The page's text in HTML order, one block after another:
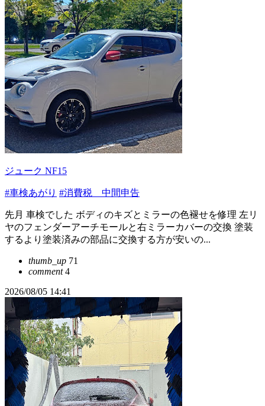
ジューク NF15
#車検あがり #消費税 中間申告
先月 車検でした ボディのキズとミラーの色褪せを修理 左リ
ヤのフェンダーアーチモールと右ミラーカバーの交換 塗装
するより塗装済みの部品に交換する方が安いの...
thumb_up 71
comment4
2026/08/05 14:41